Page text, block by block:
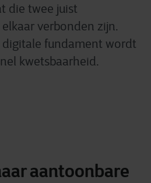
die twee juist
verbonden zijn.
fundament wordt
kwetsbaarheid.
aantoonbare